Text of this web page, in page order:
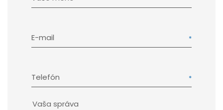
E-mail
Telefón